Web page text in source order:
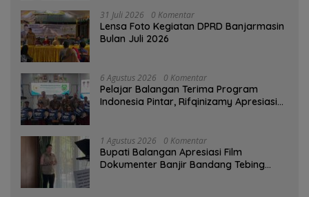
31 Juli 2026 0 Komentar
Lensa Foto Kegiatan DPRD Banjarmasin
Bulan Juli 2026
6 Agustus 2026 0 Komentar
Pelajar Balangan Terima Program
Indonesia Pintar, Rifqinizamy Apresiasi
1 Agustus 2026 0 Komentar
Bupati Balangan Apresiasi Film
Dokumenter Banjir Bandang Tebing